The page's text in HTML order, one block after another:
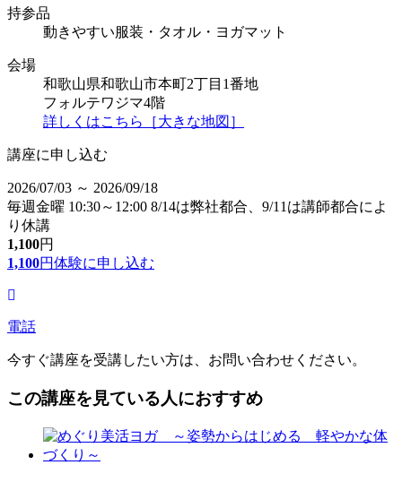
持参品
動きやすい服装・タオル・ヨガマット
会場
和歌山県和歌山市本町2丁目1番地
フォルテワジマ4階
詳しくはこちら［大きな地図］
講座に申し込む
2026/07/03 ～ 2026/09/18
毎週金曜 10:30～12:00 8/14は弊社都合、9/11は講師都合によ
り休講
1,100円
1,100円体験に申し込む
電話
今すぐ講座を受講したい方は、お問い合わせください。
この講座を見ている人におすすめ